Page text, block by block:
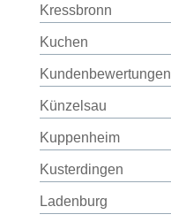
Kressbronn
Kuchen
Kundenbewertungen
Künzelsau
Kuppenheim
Kusterdingen
Ladenburg